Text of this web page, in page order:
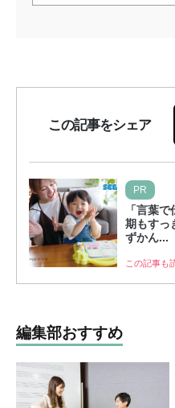
この記事をシェア
PR
「言葉
期もすっ
ずかん...
この記事も
編集部おすすめ